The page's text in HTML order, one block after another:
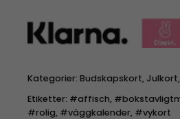
Kategorier: Budskapskort, Julkort,
Etiketter: #affisch,
#rolig, #väggkalender, #vykort